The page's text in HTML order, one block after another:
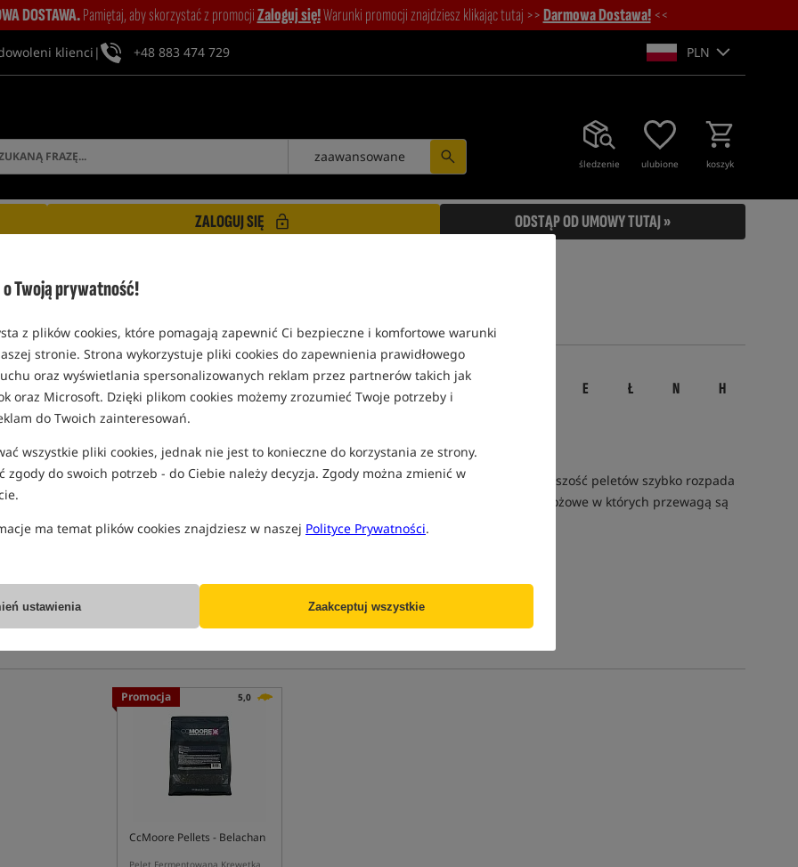
o Twoją prywatność!
z plików cookies, które pomagają zapewnić Ci bezpieczne i komfortowe warunki
stronie. Strona wykorzystuje pliki cookies do zapewnienia prawidłowego
oraz wyświetlania spersonalizowanych reklam przez partnerów takich jak
oraz Microsoft. Dzięki plikom cookies możemy zrozumieć Twoje potrzeby i
do Twoich zainteresowań.
wszystkie pliki cookies, jednak nie jest to konieczne do korzystania ze strony.
zgody do swoich potrzeb - do Ciebie należy decyzja. Zgody można zmienić w
ma temat plików cookies znajdziesz w naszej Polityce Prywatności.
ustawienia Zaakceptuj wszystkie
DOSTAWA.Pamiętaj, aby skorzystać z promocjiZaloguj się!Warunki promocji znajdziesz klikając tutaj >>Darmowa Dostawa! <<
klienci | +48 883 474 729 PLN
śledzenie ulubione koszyk
zaawansowane
ZALOGUJ SIĘ ODSTĄP OD UMOWY TUTAJ »
Q F I G O E Ł N H
połowie karpii. Jej podstawową zaletą jest szybkość pracy oraz selektywny rozmiar. Wiekszość peletów szybko rozpada
zróżnicowany skład od takich z dużą ilością mączek rybnych po pellety mleczne czy zbożowe w których przewagą są
jako przynęty szczególnie tych o w większych średnicach.
Promocja 5,0
CcMoore Pellets - Belachan
Pelet Fermentowana Krewetka